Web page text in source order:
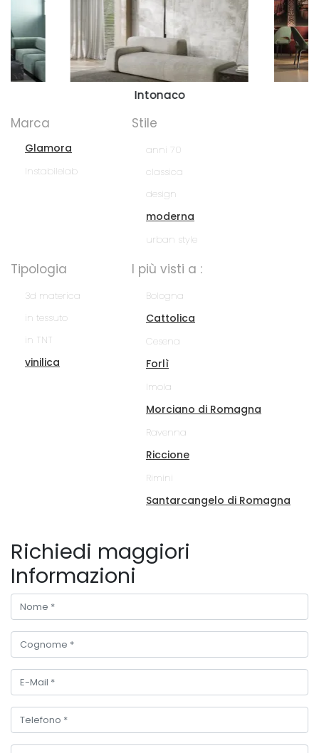
Intonaco
Marca
Glamora
Instabilelab
Stile
anni 70
classica
design
moderna
urban style
Tipologia
3d materica
in tessuto
in TNT
vinilica
I più visti a :
Bologna
Cattolica
Cesena
Forlì
Imola
Morciano di Romagna
Ravenna
Riccione
Rimini
Santarcangelo di Romagna
Richiedi maggiori
Informazioni